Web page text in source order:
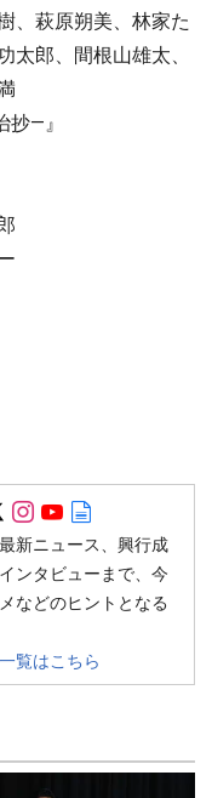
、萩原朔美、林家た
郎、間根山雄太、
―』
Follow on SNS
Follow on SNS
Follow on
新ニュース、興行成
ンタビューまで、今
などのヒントとなる
覧はこちら